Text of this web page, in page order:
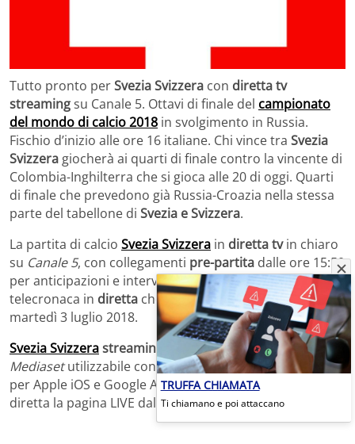
Tutto pronto perSvezia Svizzera con diretta tv
streamingsu Canale 5. Ottavi di finale del campionato
del mondo di calcio 2018 in svolgimento in Russia.
Fischio d’inizio alle ore 16 italiane. Chi vince tra Svezia
Svizzera giocherà ai quarti di finale contro la vincente di
Colombia-Inghilterra che si gioca alle 20 di oggi. Quarti
di finale che prevedono già Russia-Croazia nella stessa
parte del tabellone di Svezia e Svizzera.
La partita di calcio Svezia Svizzera in diretta tvin chiaro
su Canale 5, con collegamenti pre-partita dalle ore 15:50
per anticipazioni e interviste dell’ultimo minuto, e con la
telecronaca in diretta che inizierà alle ore 16:00 di oggi,
martedì 3 luglio 2018.
Svezia Svizzerastreaming gratiscon l’applicativo
Mediasetutilizzabile con pc, tablet e smartphone, anche
per Apple iOS e Google Android oppure guardando in
diretta la pagina LIVE dal tuo PC.
TRUFFA CHIAMATA
Ti chiamano e poi attaccano